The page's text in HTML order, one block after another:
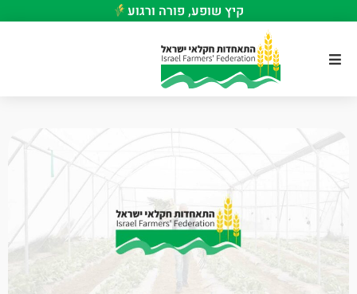
קיץ שופע, פורה ורגוע